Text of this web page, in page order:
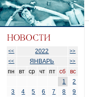
<< 2022
>>
<<
ЯНВАРЬ >>
пн вт ср чт пт сб
вс
1
2
3
4 5 6 7 8
9